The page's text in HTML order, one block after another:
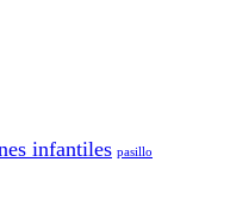
infantiles pasillo